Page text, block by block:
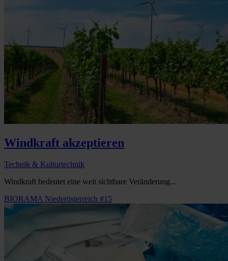
Windkraft akzeptieren
Technik & Kulturtechnik
Windkraft bedeutet eine weit sichtbare Veränderung...
BIORAMA Niederösterreich #15